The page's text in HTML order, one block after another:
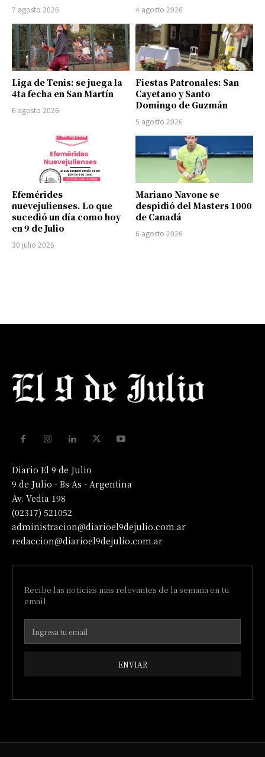
7 agosto 2026 4 agosto 2026
Liga de Tenis: se juega la
4ta fecha en San Martín
6 agosto 2026
Fiestas Patronales: San
Cayetano y Santo
Domingo de Guzmán
5 agosto 2026
Efemérides
nuevejulienses. Lo que
sucedió un día como hoy
en 9 de Julio
30 julio 2026
Mariano Navone se
despidió del Masters 1000
de Canadá
6 agosto 2026
Diario El 9 de Julio
9 de Julio - Bs As - Argentina
Av. Vedia 198
(02317) 521052
administracion@diarioel9dejulio.com.ar
redaccion@diarioel9dejulio.com.ar
Recibe las noticias mas relevantes de la semana en tu
email.
ENVIAR